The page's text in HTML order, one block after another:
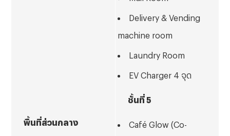
พื้นที่ส่วนกลาง
Delivery & Vending
machine room
Laundry Room
EV Charger 4 จุด
ชั้นที่ 5
Café Glow (Co-